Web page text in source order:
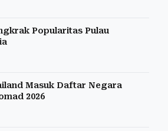
Popularitas Pulau
Masuk Daftar Negara
2026